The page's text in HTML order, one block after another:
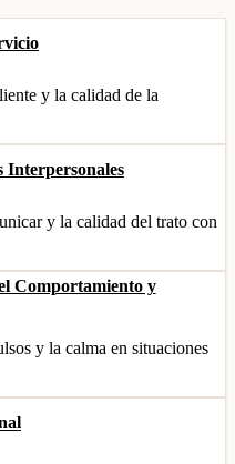
y la calidad de la
Interpersonales
y la calidad del trato con
Comportamiento y
y la calma en situaciones